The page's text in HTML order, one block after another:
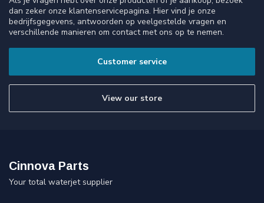
dan zeker onze klantenservicepagina. Hier vind je onze
bedrijfsgegevens, antwoorden op veelgestelde vragen en
verschillende manieren om contact met ons op te nemen.
Customer service
View our store
Cinnova Parts
Your total waterjet supplier